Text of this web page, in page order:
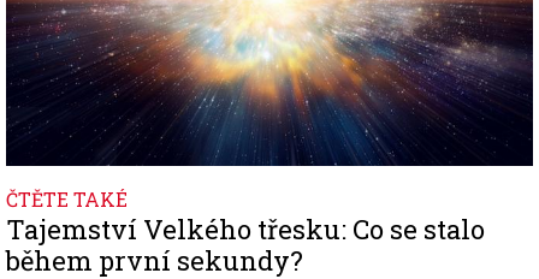
ČTĚTE TAKÉ
Tajemství Velkého třesku: Co se stalo
během první sekundy?